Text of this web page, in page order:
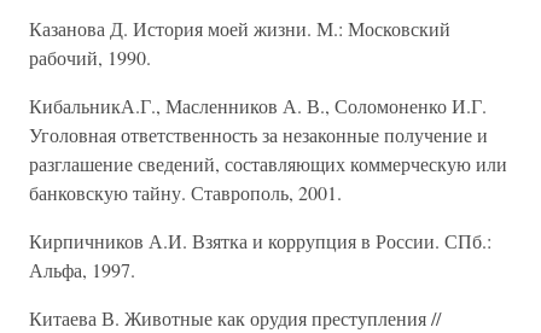
Казанова Д. История моей жизни. М.: Московский
рабочий, 1990.
КибальникА.Г., Масленников А. В., Соломоненко И.Г.
Уголовная ответственность за незаконные получение и
разглашение сведений, составляющих коммерческую или
банковскую тайну. Ставрополь, 2001.
Кирпичников А.И. Взятка и коррупция в России. СПб.:
Альфа, 1997.
Китаева В. Животные как орудия преступления //